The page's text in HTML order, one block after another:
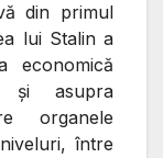
din primul
lui Stalin a
economică
şi asupra
organele
între